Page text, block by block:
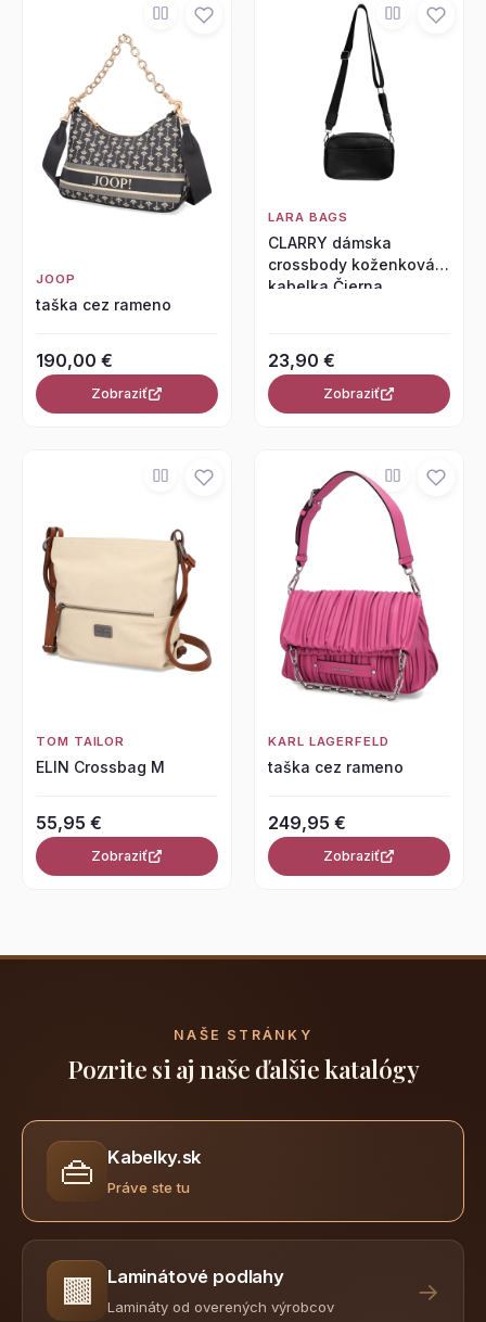
JOOP
taška cez rameno
190,00 €
Zobraziť
LARA BAGS
CLARRY dámska
crossbody koženková
kabelka Čierna
23,90 €
Zobraziť
TOM TAILOR
ELIN Crossbag M
55,95 €
Zobraziť
KARL LAGERFELD
taška cez rameno
249,95 €
Zobraziť
NAŠE STRÁNKY
Pozrite si aj naše ďalšie katalógy
👜 Kabelky.sk
Práve ste tu
🟫 Laminátové podlahy
Lamináty od overených výrobcov
→